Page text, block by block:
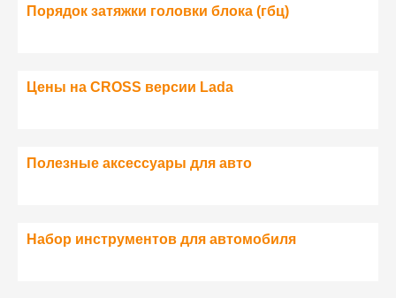
Порядок затяжки головки блока (гбц)
Цены на CROSS версии Lada
Полезные аксессуары для авто
Набор инструментов для автомобиля